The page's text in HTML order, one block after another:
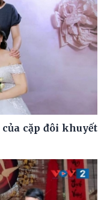
cặp đôi khuyết